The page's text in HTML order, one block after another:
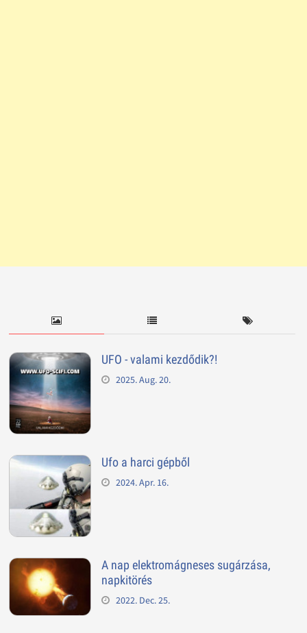
UFO - valami kezdődik?!
2025. Aug. 20.
Ufo a harci gépből
2024. Apr. 16.
A nap elektromágneses sugárzása,
napkitörés
2022. Dec. 25.